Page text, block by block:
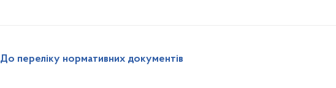
До переліку нормативних документів